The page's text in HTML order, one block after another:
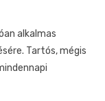
alkalmas
Tartós, mégis